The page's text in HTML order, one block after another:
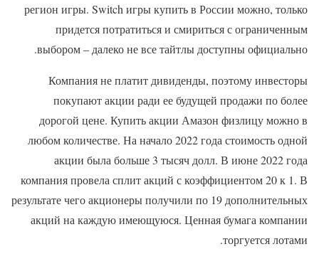
регион игры. Switch игры купить в России можно, только
придется потратиться и смириться с ограниченным
выбором – далеко не все тайтлы доступны официально.
Компания не платит дивиденды, поэтому инвесторы
покупают акции ради ее будущей продажи по более
дорогой цене. Купить акции Амазон физлицу можно в
любом количестве. На начало 2022 года стоимость одной
акции была больше 3 тысяч долл. В июне 2022 года
компания провела сплит акций с коэффициентом 20 к 1. В
результате чего акционеры получили по 19 дополнительных
акций на каждую имеющуюся. Ценная бумага компании
торгуется лотами.